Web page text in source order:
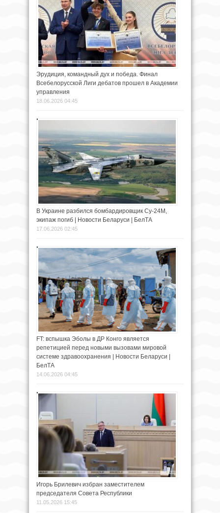
Эрудиция, командный дух и победа. Финал
Всебелорусской Лиги дебатов прошел в Академии
управления
18.06.2026 04:45
В Украине разбился бомбардировщик Су-24М,
экипаж погиб | Новости Беларуси | БелТА
17.06.2026 02:45
FT: вспышка Эболы в ДР Конго является
репетицией перед новыми вызовами мировой
системе здравоохранения | Новости Беларуси |
БелТА
14.06.2026 04:45
Игорь Брилевич избран заместителем
председателя Совета Республики
11.05.2026 15:45